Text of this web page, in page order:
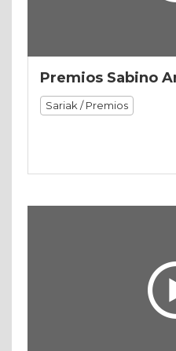
Premios Sabino
Sariak / Premios